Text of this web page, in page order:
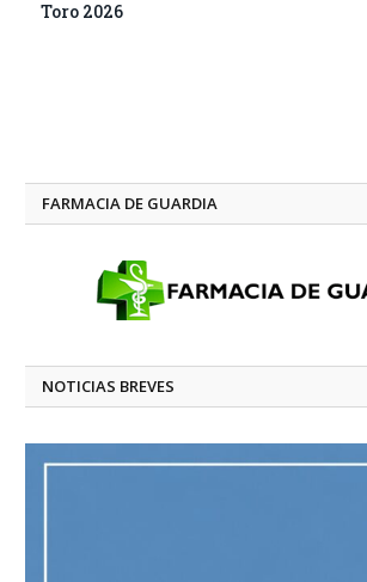
Toro 2026
FARMACIA DE GUARDIA
NOTICIAS BREVES